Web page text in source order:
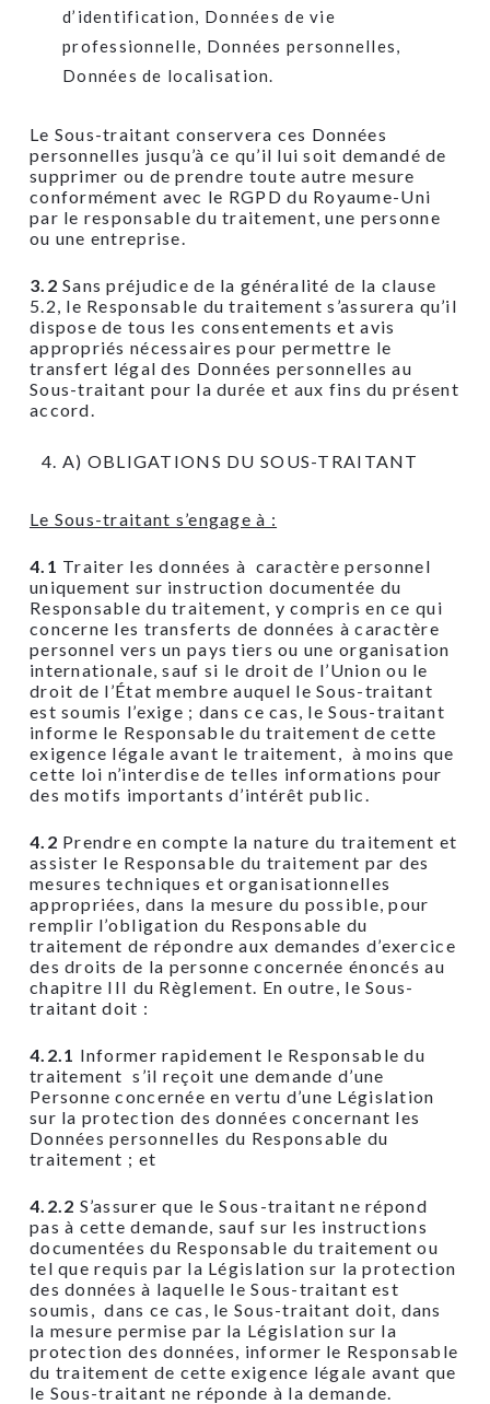
d’identification, Données de vie
professionnelle, Données personnelles,
Données de localisation.
Le Sous-traitant conservera ces Données
personnelles jusqu’à ce qu’il lui soit demandé de
supprimer ou de prendre toute autre mesure
conformément avec le RGPD du Royaume-Uni
par le responsable du traitement, une personne
ou une entreprise.
3.2 Sans préjudice de la généralité de la clause
5.2, le Responsable du traitement s’assurera qu’il
dispose de tous les consentements et avis
appropriés nécessaires pour permettre le
transfert légal des Données personnelles au
Sous-traitant pour la durée et aux fins du présent
accord.
A) OBLIGATIONS DU SOUS-TRAITANT
Le Sous-traitant s’engage à :
4.1 Traiter les données à caractère personnel
uniquement sur instruction documentée du
Responsable du traitement, y compris en ce qui
concerne les transferts de données à caractère
personnel vers un pays tiers ou une organisation
internationale, sauf si le droit de l’Union ou le
droit de l’État membre auquel le Sous-traitant
est soumis l’exige ; dans ce cas, le Sous-traitant
informe le Responsable du traitement de cette
exigence légale avant le traitement, à moins que
cette loi n’interdise de telles informations pour
des motifs importants d’intérêt public.
4.2 Prendre en compte la nature du traitement et
assister le Responsable du traitement par des
mesures techniques et organisationnelles
appropriées, dans la mesure du possible, pour
remplir l’obligation du Responsable du
traitement de répondre aux demandes d’exercice
des droits de la personne concernée énoncés au
chapitre III du Règlement. En outre, le Sous-
traitant doit :
4.2.1 Informer rapidement le Responsable du
traitement s’il reçoit une demande d’une
Personne concernée en vertu d’une Législation
sur la protection des données concernant les
Données personnelles du Responsable du
traitement ; et
4.2.2 S’assurer que le Sous-traitant ne répond
pas à cette demande, sauf sur les instructions
documentées du Responsable du traitement ou
tel que requis par la Législation sur la protection
des données à laquelle le Sous-traitant est
soumis, dans ce cas, le Sous-traitant doit, dans
la mesure permise par la Législation sur la
protection des données, informer le Responsable
du traitement de cette exigence légale avant que
le Sous-traitant ne réponde à la demande.